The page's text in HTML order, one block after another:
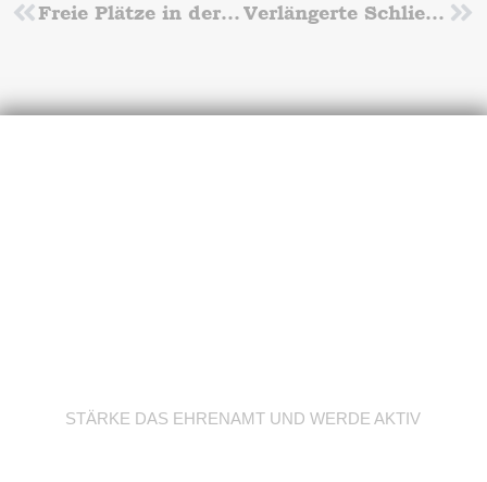
Zurück Freie Plätze in der Spiel-Sport-Spaß-Gruppe zum neuen Schuljahr! Verlängerte Schließzeiten der Schwimmhallen
STÄRKE DAS EHRENAMT UND WERDE AKTIV